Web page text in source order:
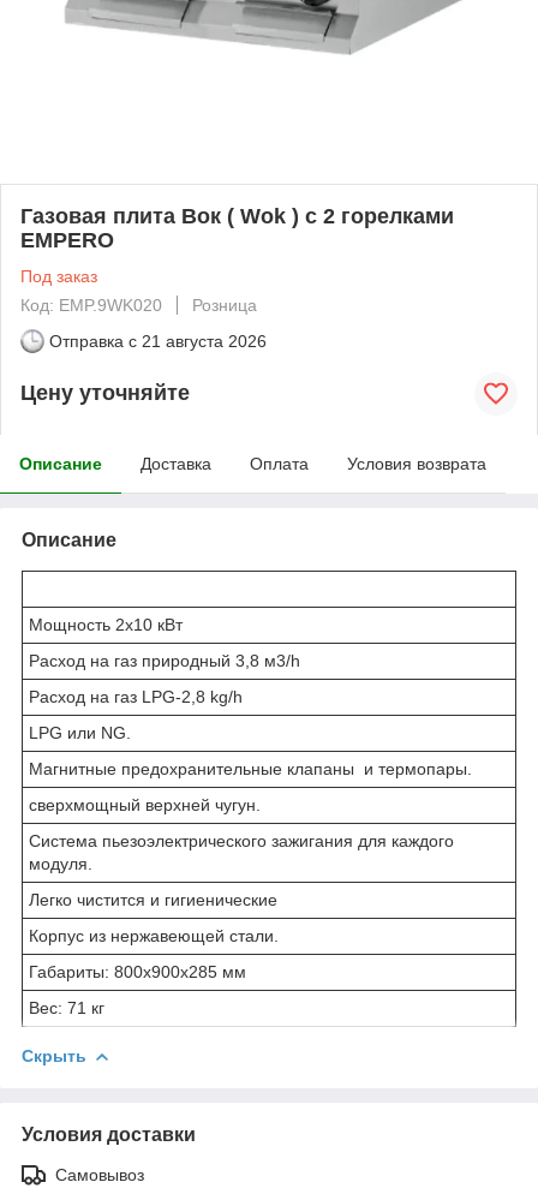
Газовая плита Вок ( Wok ) с 2 горелками
EMPERO
Под заказ
Код: EMP.9WK020
Розница
Отправка с 21 августа 2026
Цену уточняйте
Описание Доставка Оплата Условия возврата
Описание
Мощность 2х10 кВт
Расход на газ природный 3,8 м3/h
Расход на газ LPG-2,8 kg/h
LPG или NG.
Магнитные предохранительные клапаны и термопары.
сверхмощный верхней чугун.
Система пьезоэлектрического зажигания для каждого
модуля.
Легко чистится и гигиенические
Корпус из нержавеющей стали.
Габариты: 800x900x285 мм
Вес: 71 кг
Скрыть
Условия доставки
Самовывоз